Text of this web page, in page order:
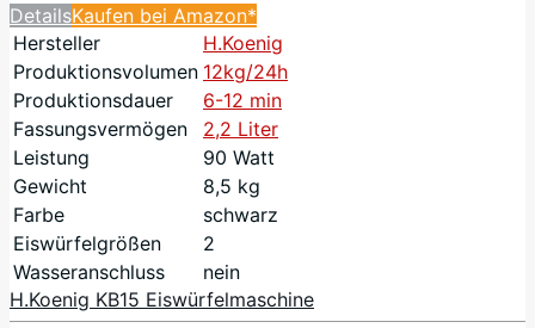
DetailsKaufen bei Amazon*
Hersteller
H.Koenig
Produktionsvolumen 12kg/24h
Produktionsdauer
6-12 min
Fassungsvermögen
2,2 Liter
Leistung
90 Watt
Gewicht
8,5 kg
Farbe
schwarz
Eiswürfelgrößen
2
Wasseranschluss
nein
H.Koenig KB15 Eiswürfelmaschine